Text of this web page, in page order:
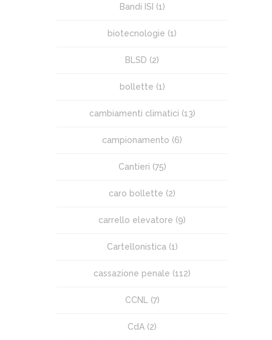
Bandi ISI (1)
biotecnologie (1)
BLSD (2)
bollette (1)
cambiamenti climatici (13)
campionamento (6)
Cantieri (75)
caro bollette (2)
carrello elevatore (9)
Cartellonistica (1)
cassazione penale (112)
CCNL (7)
CdA (2)